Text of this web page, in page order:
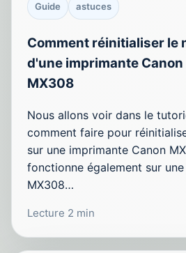
Guide astuces
Comment réinitialiser le
d'une imprimante
MX308
Nous allons voir dans le
comment faire pour
sur une imprimante Canon
fonctionne également sur
MX308…
Lecture 2 min